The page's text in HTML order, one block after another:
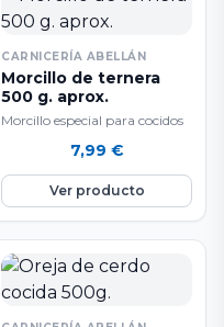
CARNICERÍA ABELLÁN
Morcillo de ternera
500 g. aprox.
Morcillo especial para cocidos
7,99 €
Ver producto